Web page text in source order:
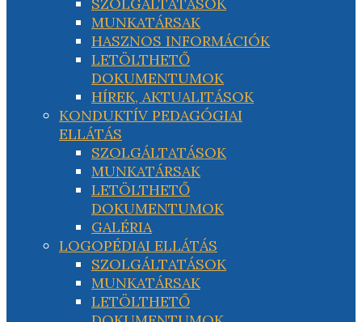
MUNKATÁRSAK
HASZNOS INFORMÁCIÓK
LETÖLTHETŐ
DOKUMENTUMOK
HÍREK, AKTUALITÁSOK
KONDUKTÍV PEDAGÓGIAI
ELLÁTÁS
SZOLGÁLTATÁSOK
MUNKATÁRSAK
LETÖLTHETŐ
DOKUMENTUMOK
GALÉRIA
LOGOPÉDIAI ELLÁTÁS
SZOLGÁLTATÁSOK
MUNKATÁRSAK
LETÖLTHETŐ